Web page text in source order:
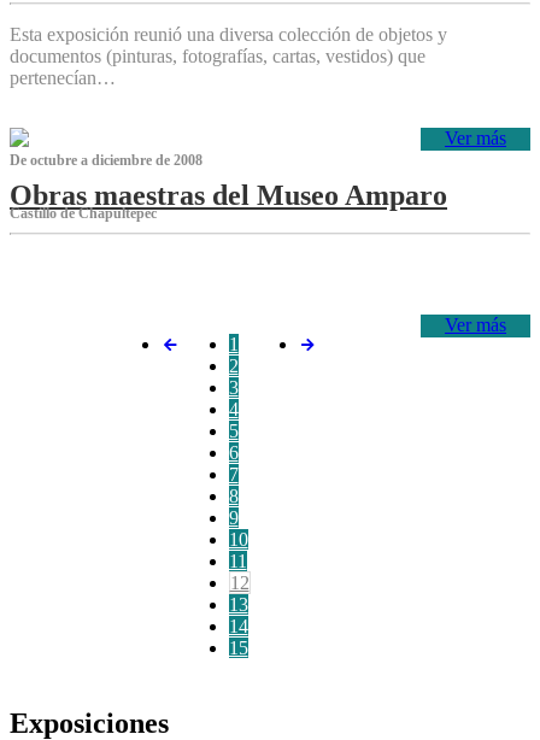
Esta exposición reunió una diversa colección de objetos y
documentos (pinturas, fotografías, cartas, vestidos) que
pertenecían…
Ver más
De octubre a diciembre de 2008
Obras maestras del Museo Amparo
Castillo de Chapultepec
Ver más
1
2
3
4
5
6
7
8
9
10
11
12
13
14
15
Exposiciones